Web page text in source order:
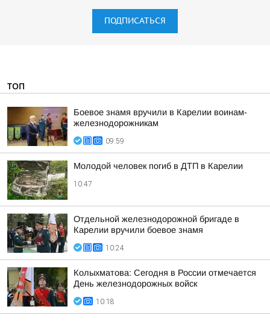
ПОДПИСАТЬСЯ
ТОП
Боевое знамя вручили в Карелии воинам-
железнодорожникам
09:59
Молодой человек погиб в ДТП в Карелии
10:47
Отдельной железнодорожной бригаде в
Карелии вручили боевое знамя
10:24
Колыхматова: Сегодня в России отмечается
День железнодорожных войск
10:18